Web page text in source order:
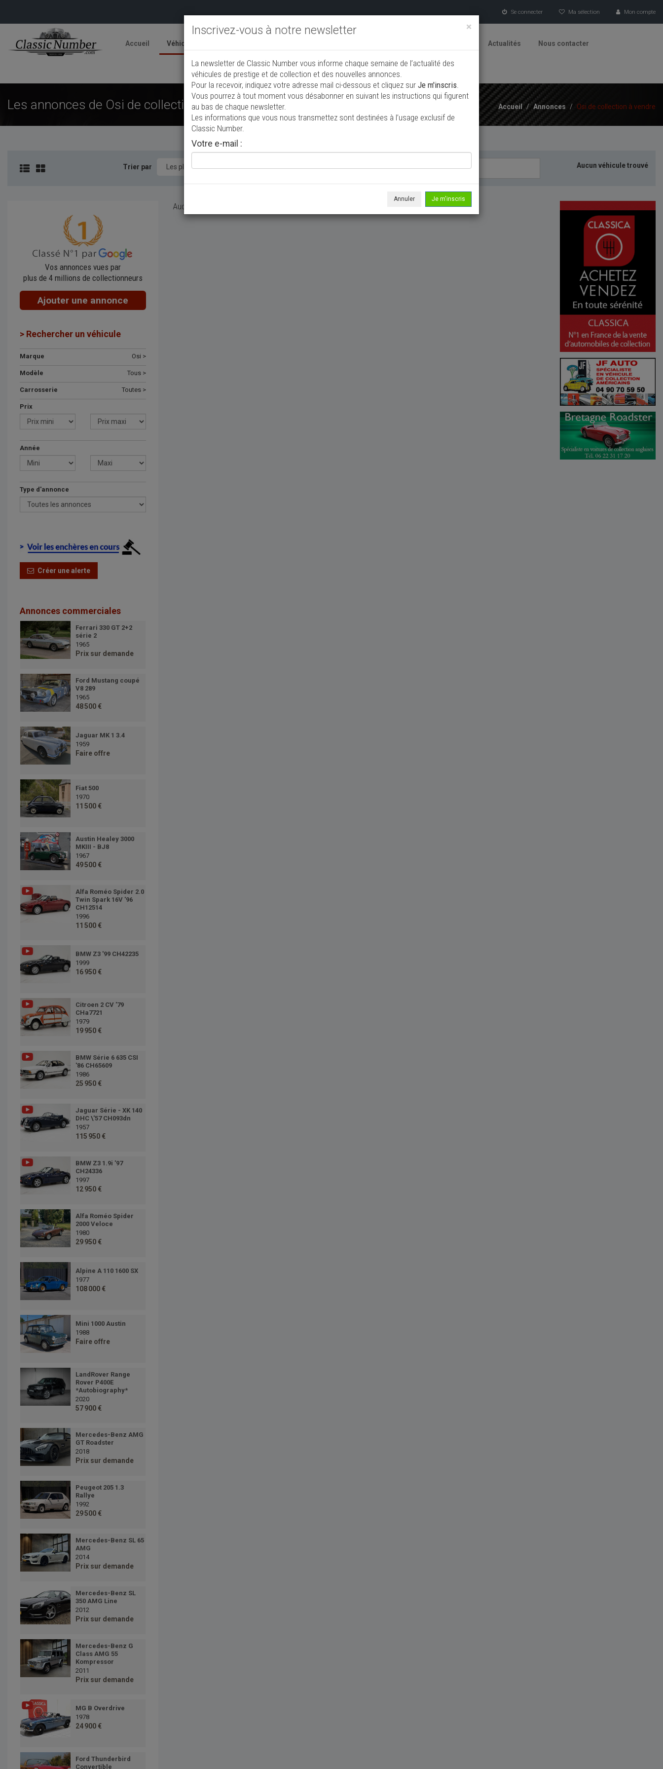
Se connecter Ma sélection Mon compte
Accueil Véhicules Actualités Nous contacter
Ajouter une annonce
Les annonces de Osi de collection à vendre Accueil / Annonces / Osi de collection à vendre
Trier par Aucun véhicule trouvé
Vos annonces vues par
plus de 4 millions de collectionneurs
Ajouter une annonce
> Rechercher un véhicule
Marque Osi >
Modèle Tous >
Carrosserie Toutes >
Prix
Année
Type d'annonce
Créer une alerte
Annonces commerciales
Ferrari 330 GT 2+2
série 2
1965
Prix sur demande
Ford Mustang coupé
V8 289
1965
48 500 €
Jaguar MK 1 3.4
1959
Faire offre
Fiat 500
1970
11 500 €
Austin Healey 3000
MKIII - BJ8
1967
49 500 €
Alfa Roméo Spider 2.0
Twin Spark 16V '96
CH12514
1996
11 500 €
BMW Z3 '99 CH42235
1999
16 950 €
Citroen 2 CV '79
CHa7721
1979
19 950 €
BMW Série 6 635 CSI
'86 CH65609
1986
25 950 €
Jaguar Série - XK 140
DHC \'57 CH093dn
1957
115 950 €
BMW Z3 1.9i '97
CH24336
1997
12 950 €
Alfa Roméo Spider
2000 Veloce
1980
29 950 €
Alpine A 110 1600 SX
1977
108 000 €
Mini 1000 Austin
1988
Faire offre
LandRover Range
Rover P400E
*Autobiography*
2020
57 900 €
Mercedes-Benz AMG
GT Roadster
2018
Prix sur demande
Peugeot 205 1.3
Rallye
1992
29 500 €
Mercedes-Benz SL 65
AMG
2014
Prix sur demande
Mercedes-Benz SL
350 AMG Line
2012
Prix sur demande
Mercedes-Benz G
Class AMG 55
Kompressor
2011
Prix sur demande
MG B Overdrive
1978
24 900 €
Ford Thunderbird
Convertible
Aucun véhicule ne correspond à votre recherche, veuillez modifier vos critères de recherche...
×
Inscrivez-vous à notre newsletter
La newsletter de Classic Number vous informe chaque semaine de l’actualité des
véhicules de prestige et de collection et des nouvelles annonces.
Pour la recevoir, indiquez votre adresse mail ci-dessous et cliquez sur Je m'inscris.
Vous pourrez à tout moment vous désabonner en suivant les instructions qui figurent
au bas de chaque newsletter.
Les informations que vous nous transmettez sont destinées à l’usage exclusif de
Classic Number.
Votre e-mail :
Annuler Je m'inscris